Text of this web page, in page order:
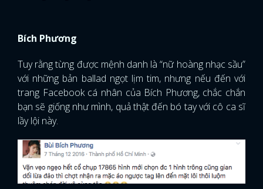
Bích Phương
Tuy rằng từng được mệnh danh là “nữ hoàng nhạc sầu”
với những bản ballad ngọt lịm tim, nhưng nếu đến với
trang Facebook cá nhân của Bích Phương, chắc chắn
bạn sẽ giống như mình, quả thật đến bó tay với cô ca sĩ
lầy lội này.